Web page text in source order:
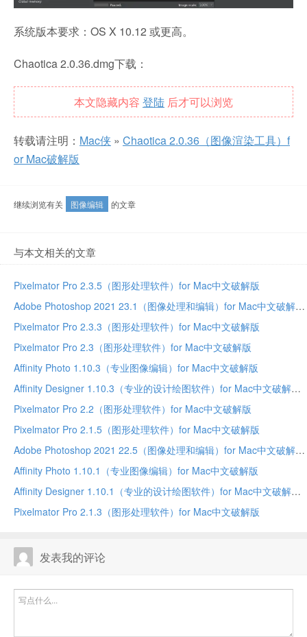
系统版本要求：OS X 10.12 或更高。
Chaotica 2.0.36.dmg下载：
本文隐藏内容 登陆 后才可以浏览
转载请注明： Mac侠 » Chaotica 2.0.36（图像渲染工具）f
or Mac破解版
继续浏览有关 图像编辑 的文章
与本文相关的文章
Pixelmator Pro 2.3.5（图形处理软件）for Mac中文破解版
Adobe Photoshop 2021 23.1（图像处理和编辑）for Mac中文破解版
Pixelmator Pro 2.3.3（图形处理软件）for Mac中文破解版
Pixelmator Pro 2.3（图形处理软件）for Mac中文破解版
Affinity Photo 1.10.3（专业图像编辑）for Mac中文破解版
Affinity Designer 1.10.3（专业的设计绘图软件）for Mac中文破解版
Pixelmator Pro 2.2（图形处理软件）for Mac中文破解版
Pixelmator Pro 2.1.5（图形处理软件）for Mac中文破解版
Adobe Photoshop 2021 22.5（图像处理和编辑）for Mac中文破解版
Affinity Photo 1.10.1（专业图像编辑）for Mac中文破解版
Affinity Designer 1.10.1（专业的设计绘图软件）for Mac中文破解版
Pixelmator Pro 2.1.3（图形处理软件）for Mac中文破解版
发表我的评论